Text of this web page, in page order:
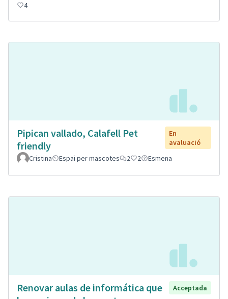
4
Pipican vallado, Calafell Pet
friendly
En
avaluació
Cristina
Espai per mascotes 2 2 Esmena
Renovar aulas de informática que
Acceptada